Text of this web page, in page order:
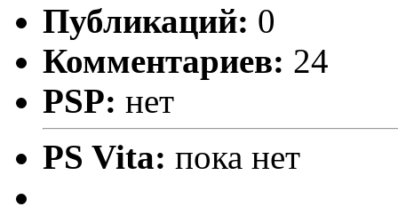
Публикаций: 0
Комментариев: 24
PSP: нет
PS Vita: пока нет